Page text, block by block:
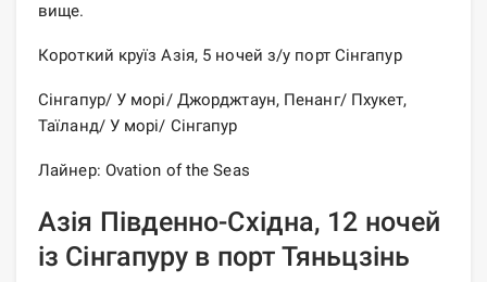
вище.
Короткий круїз Азія, 5 ночей з/у порт Сінгапур
Сінгапур/ У морі/ Джорджтаун, Пенанг/ Пхукет,
Таїланд/ У морі/ Сінгапур
Лайнер: Ovation of the Seas
Азія Південно-Східна, 12 ночей
із Сінгапуру в порт Тяньцзінь